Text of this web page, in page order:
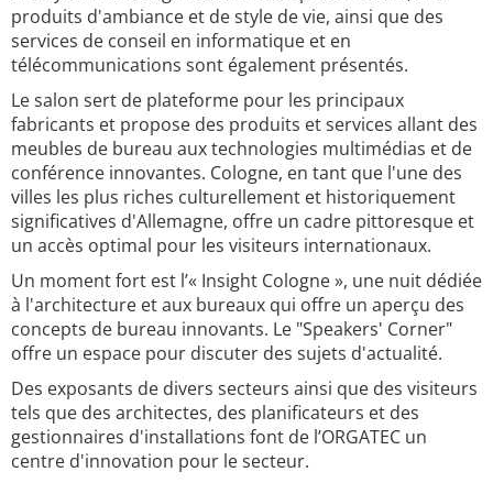
produits d'ambiance et de style de vie, ainsi que des
services de conseil en informatique et en
télécommunications sont également présentés.
Le salon sert de plateforme pour les principaux
fabricants et propose des produits et services allant des
meubles de bureau aux technologies multimédias et de
conférence innovantes. Cologne, en tant que l'une des
villes les plus riches culturellement et historiquement
significatives d'Allemagne, offre un cadre pittoresque et
un accès optimal pour les visiteurs internationaux.
Un moment fort est l’« Insight Cologne », une nuit dédiée
à l'architecture et aux bureaux qui offre un aperçu des
concepts de bureau innovants. Le "Speakers' Corner"
offre un espace pour discuter des sujets d'actualité.
Des exposants de divers secteurs ainsi que des visiteurs
tels que des architectes, des planificateurs et des
gestionnaires d'installations font de l’ORGATEC un
centre d'innovation pour le secteur.